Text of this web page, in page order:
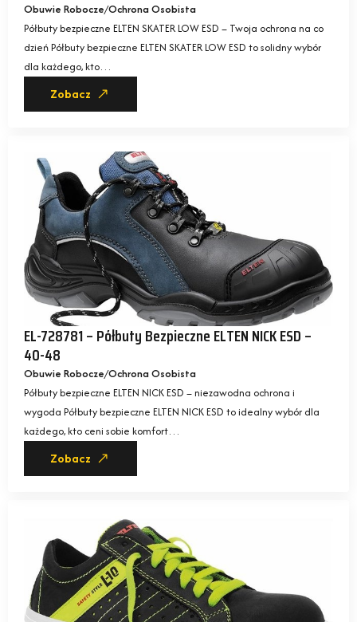
Obuwie Robocze Ochrona Osobista
Półbuty bezpieczne ELTEN SKATER LOW ESD – Twoja ochrona na co
dzień Półbuty bezpieczne ELTEN SKATER LOW ESD to solidny wybór
dla każdego, kto…
Zobacz
EL-728781 – Półbuty Bezpieczne ELTEN NICK ESD –
40-48
Obuwie Robocze Ochrona Osobista
Półbuty bezpieczne ELTEN NICK ESD – niezawodna ochrona i
wygoda Półbuty bezpieczne ELTEN NICK ESD to idealny wybór dla
każdego, kto ceni sobie komfort…
Zobacz